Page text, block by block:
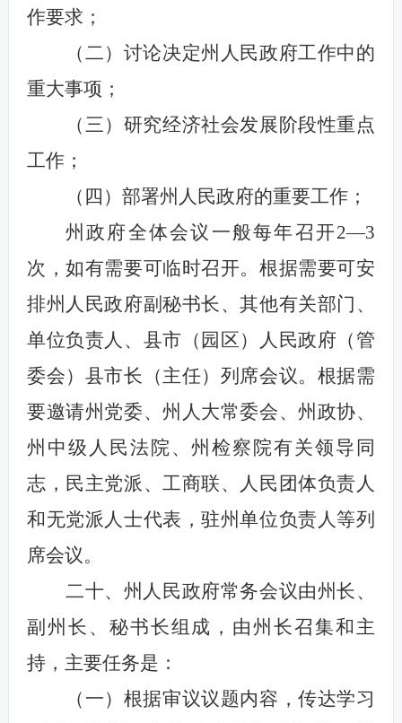
作要求；
（二）讨论决定州人民政府工作中的
重大事项；
（三）研究经济社会发展阶段性重点
工作；
（四）部署州人民政府的重要工作；
州政府全体会议一般每年召开2—3
次，如有需要可临时召开。根据需要可安
排州人民政府副秘书长、其他有关部门、
单位负责人、县市（园区）人民政府（管
委会）县市长（主任）列席会议。根据需
要邀请州党委、州人大常委会、州政协、
州中级人民法院、州检察院有关领导同
志，民主党派、工商联、人民团体负责人
和无党派人士代表，驻州单位负责人等列
席会议。
二十、州人民政府常务会议由州长、
副州长、秘书长组成，由州长召集和主
持，主要任务是：
（一）根据审议议题内容，传达学习